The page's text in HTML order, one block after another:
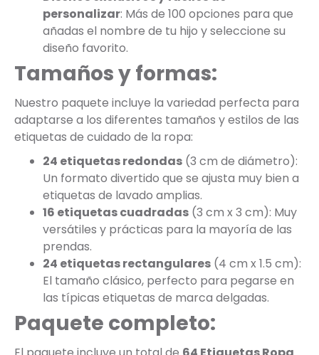
personalizar: Más de 100 opciones para que
añadas el nombre de tu hijo y seleccione su
diseño favorito.
Tamaños y formas:
Nuestro paquete incluye la variedad perfecta para
adaptarse a los diferentes tamaños y estilos de las
etiquetas de cuidado de la ropa:
24 etiquetas redondas (3 cm de diámetro):
Un formato divertido que se ajusta muy bien a
etiquetas de lavado amplias.
16 etiquetas cuadradas (3 cm x 3 cm): Muy
versátiles y prácticas para la mayoría de las
prendas.
24 etiquetas rectangulares (4 cm x 1.5 cm):
El tamaño clásico, perfecto para pegarse en
las típicas etiquetas de marca delgadas.
Paquete completo: